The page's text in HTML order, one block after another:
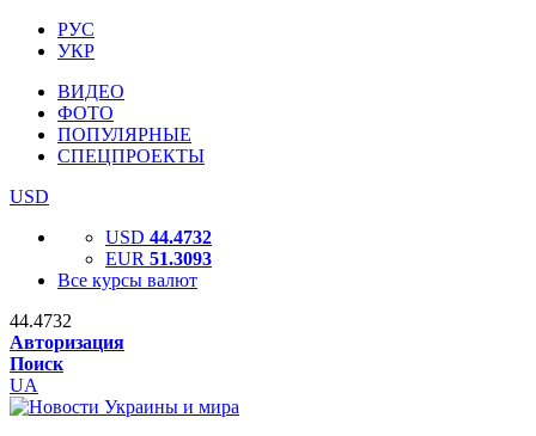
РУС
УКР
ВИДЕО
ФОТО
ПОПУЛЯРНЫЕ
СПЕЦПРОЕКТЫ
USD
USD 44.4732
EUR 51.3093
Все курсы валют
44.4732
Авторизация
Поиск
UA